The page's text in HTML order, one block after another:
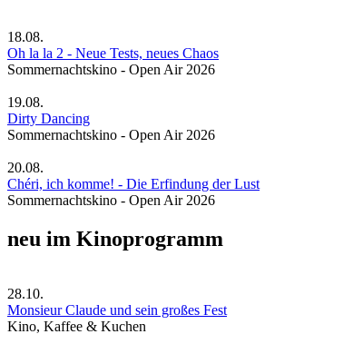
18.08.
Oh la la 2 - Neue Tests, neues Chaos
Sommernachtskino - Open Air 2026
19.08.
Dirty Dancing
Sommernachtskino - Open Air 2026
20.08.
Chéri, ich komme! - Die Erfindung der Lust
Sommernachtskino - Open Air 2026
neu im Kinoprogramm
28.10.
Monsieur Claude und sein großes Fest
Kino, Kaffee & Kuchen